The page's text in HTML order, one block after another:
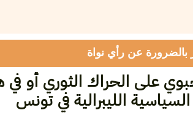
بالضرورة عن رأي نواة
على الحراك الثوري أو
الليبرالية في تونس